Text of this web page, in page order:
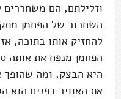
וזלילתם, הם משחררים
השחרור של הפחמן
להחזיק אותו בתוכה,
הפחמן מנפח את אותה
היא הבצק, ומה שהופך
את האוויר בפנים הוא